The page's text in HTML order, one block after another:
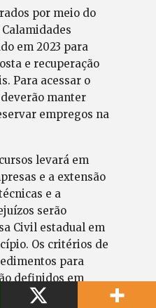
por meio do
em 2023 para
e recuperação
Para acessar o
manter
empregos na
levará em
e a extensão
e a
serão
Civil estadual em
Os critérios de
para
definidos em
do governo.